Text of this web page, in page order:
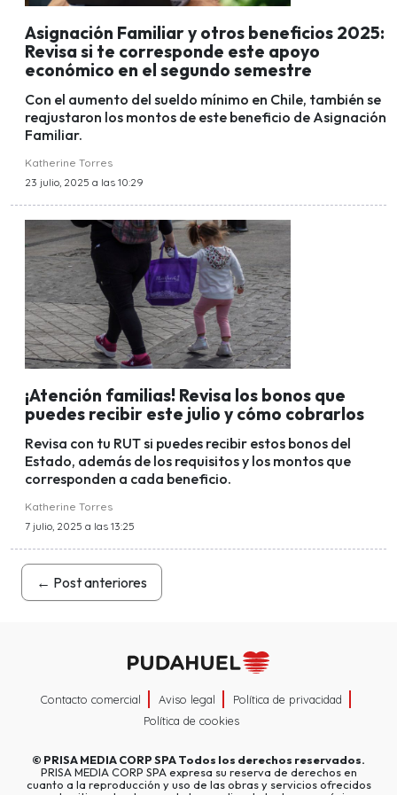
Asignación Familiar y otros beneficios 2025:
Revisa si te corresponde este apoyo
económico en el segundo semestre
Con el aumento del sueldo mínimo en Chile, también se
reajustaron los montos de este beneficio de Asignación
Familiar.
Katherine Torres
23 julio, 2025 a las 10:29
¡Atención familias! Revisa los bonos que
puedes recibir este julio y cómo cobrarlos
Revisa con tu RUT si puedes recibir estos bonos del
Estado, además de los requisitos y los montos que
corresponden a cada beneficio.
Katherine Torres
7 julio, 2025 a las 13:25
← Post anteriores
Contacto comercial Aviso legal
Política de privacidad
Política de cookies
© PRISA MEDIA CORP SPATodos los derechos reservados.
PRISA MEDIA CORP SPA expresa su reserva de derechos en
cuanto a la reproducción y uso de las obras y servicios ofrecidos